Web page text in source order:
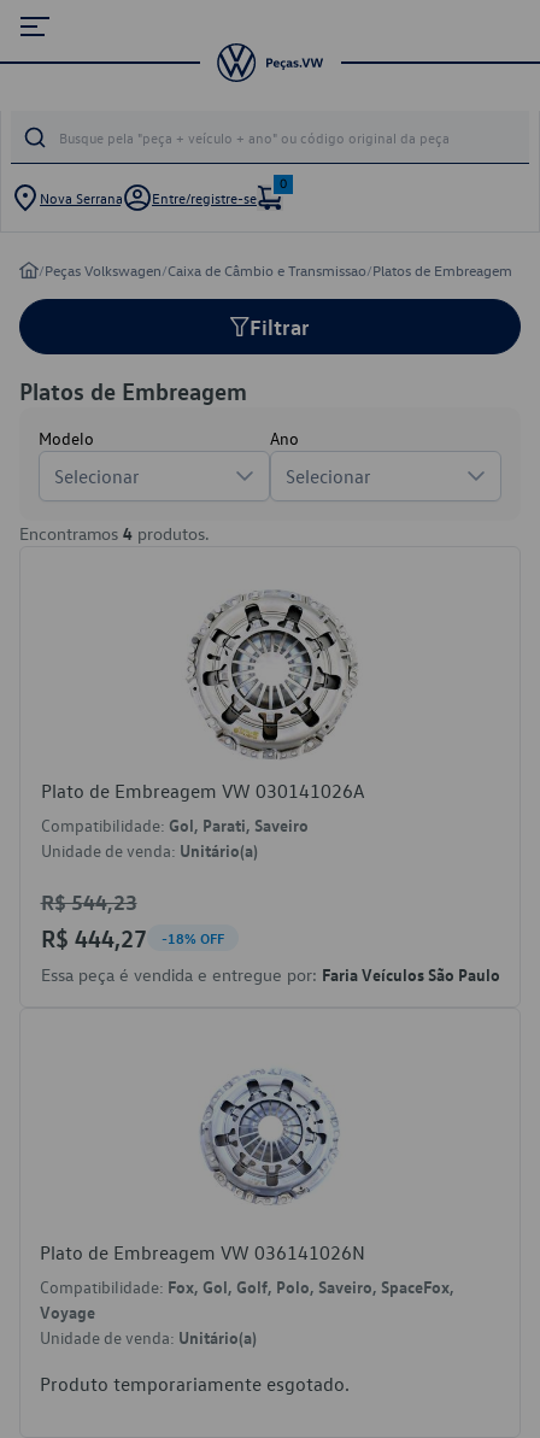
Nova Serrana Entre/registre-se
0
/Peças Volkswagen/Caixa de Câmbio e Transmissao/Platos de Embreagem
Filtrar
Platos de Embreagem
Modelo
Selecionar
Ano
Selecionar
Encontramos 4 produtos.
Plato de Embreagem VW 030141026A
Compatibilidade: Gol, Parati, Saveiro
Unidade de venda: Unitário(a)
R$ 544,23
R$ 444,27 -18% OFF
Essa peça é vendida e entregue por: Faria Veículos São Paulo
Plato de Embreagem VW 036141026N
Compatibilidade: Fox, Gol, Golf, Polo, Saveiro, SpaceFox,
Voyage
Unidade de venda: Unitário(a)
Produto temporariamente esgotado.